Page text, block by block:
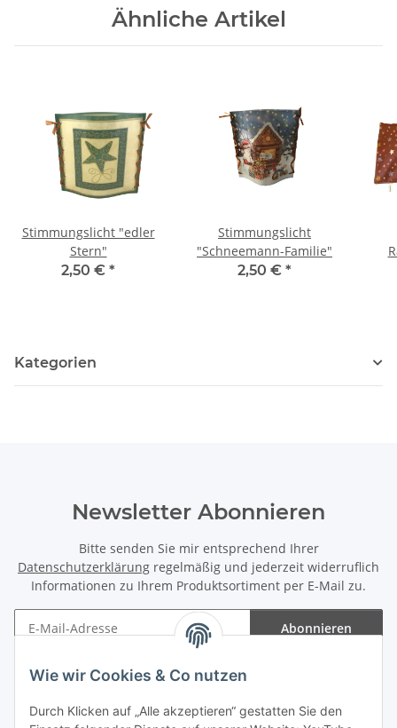
Wie wir Cookies & Co nutzen
Durch Klicken auf „Alle akzeptieren“ gestatten Sie den
Ähnliche Artikel
Stimmungslicht "edler
Stern"
2,50 € *
Stimmungslicht
"Schneemann-Familie"
2,50 € *
Kategorien
Newsletter Abonnieren
Bitte senden Sie mir entsprechend Ihrer
Datenschutzerklärung regelmäßig und jederzeit widerruflich
Informationen zu Ihrem Produktsortiment per E-Mail zu.
Abonnieren